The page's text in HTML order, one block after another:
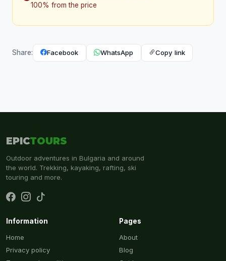
100% from the price
Share: Facebook WhatsApp Copy link
EPICTOURS
Outdoor adventures in Bulgaria and around
the world. Trekking, kayaking, rafting, ski
touring and more.
Information
Home
Privacy policy
Pages
About
Blog